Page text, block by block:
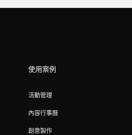
使用案例
活動管理
內容行事曆
創意製作